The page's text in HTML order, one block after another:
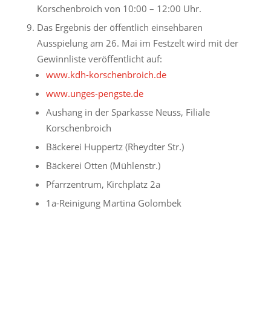
Korschenbroich von 10:00 – 12:00 Uhr.
Das Ergebnis der öffentlich einsehbaren
Ausspielung am 26. Mai im Festzelt wird mit der
Gewinnliste veröffentlicht auf:
www.kdh-korschenbroich.de
www.unges-pengste.de
Aushang in der Sparkasse Neuss, Filiale
Korschenbroich
Bäckerei Huppertz (Rheydter Str.)
Bäckerei Otten (Mühlenstr.)
Pfarrzentrum, Kirchplatz 2a
1a-Reinigung Martina Golombek